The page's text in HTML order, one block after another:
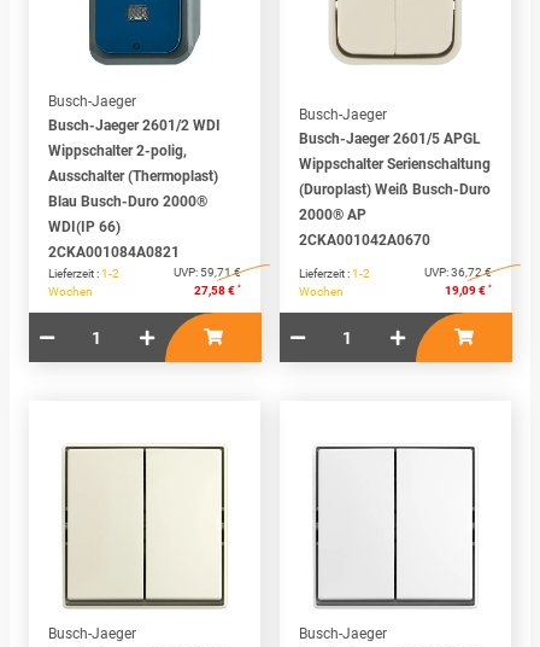
Busch-Jaeger
Busch-Jaeger 2601/2 WDI
Wippschalter 2-polig,
Ausschalter (Thermoplast)
Blau Busch-Duro 2000®
WDI(IP 66)
2CKA001084A0821
Lieferzeit :1-2
Wochen
UVP: 59,71 €
27,58 € *
Busch-Jaeger
Busch-Jaeger 2601/5 APGL
Wippschalter Serienschaltung
(Duroplast) Weiß Busch-Duro
2000® AP
2CKA001042A0670
Lieferzeit :1-2
Wochen
UVP:36,72 €
19,09 € *
Busch-Jaeger
Busch-Jaeger